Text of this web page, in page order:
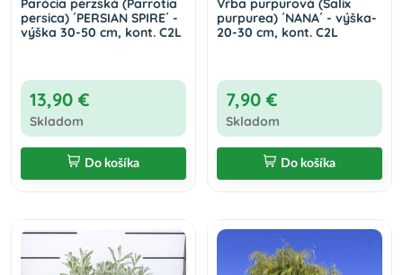
Parócia perzská (Parrotia
persica) ´PERSIAN SPIRE´ -
výška 30-50 cm, kont. C2L
13,90 €
Skladom
Do košíka
Vŕba purpurová (Salix
purpurea) ´NANA´ - výška-
20-30 cm, kont. C2L
7,90 €
Skladom
Do košíka